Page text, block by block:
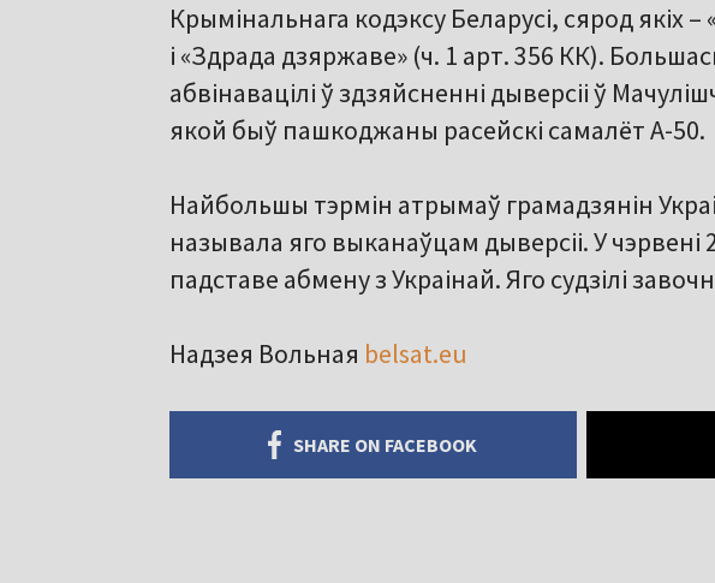
Крымінальнага кодэксу Беларусі, сярод якіх
і «Здрада дзяржаве» (ч. 1 арт. 356 КК).
абвінавацілі ў здзяйсненні дыверсіі ў
якой быў пашкоджаны расейскі самалёт А-50.
Найбольшы тэрмін атрымаў грамадзянін
называла яго выканаўцам дыверсіі. У
падставе абмену з Украінай. Яго судзілі
Надзея Вольная belsat.eu
SHARE ON FACEBOOK